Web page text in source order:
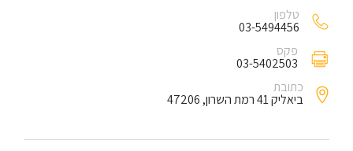
טלפון
03-5494456
פקס
03-5402503
כתובת
ביאליק 41 רמת השרון, 47206